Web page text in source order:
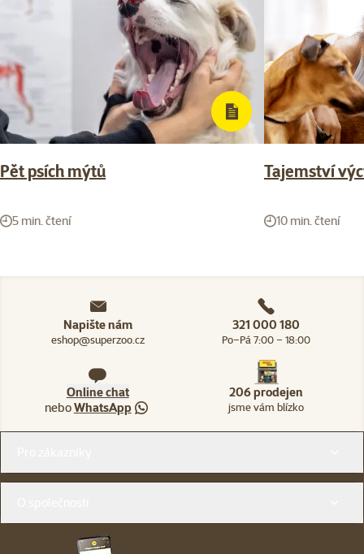
Pět psích mýtů
5 min. čtení
Tajemství
10 min. čtení
Napište nám
eshop@superzoo.cz
321 000 180
Po–Pá 7:00 – 18:00
Online chat
neboWhatsApp
206 prodejen
jsme vám blízko